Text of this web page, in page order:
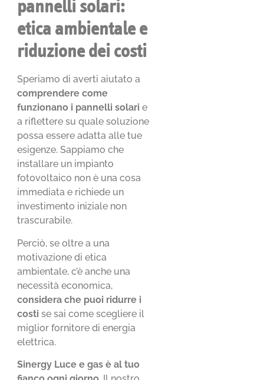
pannelli solari:
etica ambientale e
riduzione dei costi
Speriamo di averti aiutato a
comprendere come
funzionano i pannelli solarie
a riflettere su quale soluzione
possa essere adatta alle tue
esigenze. Sappiamo che
installare un impianto
fotovoltaico non è una cosa
immediata e richiede un
investimento iniziale non
trascurabile.
Perciò, se oltre a una
motivazione di etica
ambientale, c’è anche una
necessità economica,
considera che puoi ridurre i
costi se sai come scegliere il
miglior fornitore di energia
elettrica.
Sinergy Luce e gas è al tuo